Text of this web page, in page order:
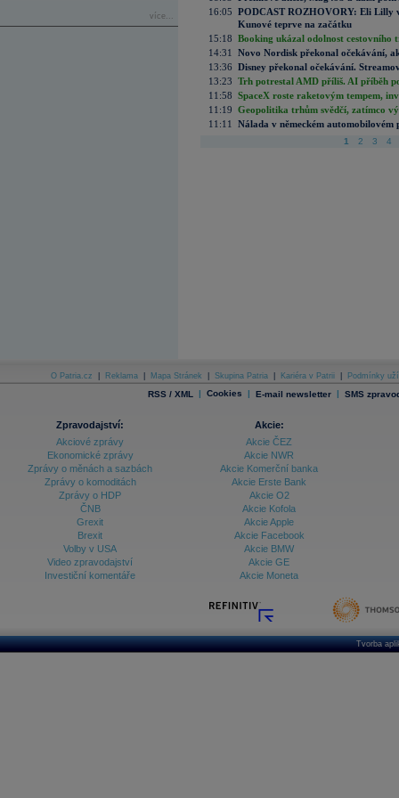
více...
16:05 PODCAST ROZHOVORY: Eli Lilly
Kunové teprve na začátku
15:18 Booking ukázal odolnost cestovního
14:31
Novo Nordisk překonal očekávání,
13:36 Disney překonal očekávání.
13:23 Trh potrestal AMD příliš. AI příběh
11:58 SpaceX roste raketovým tempem,
11:19 Geopolitika trhům svědčí, zatímco
11:11
Nálada v německém automobilovém
1 2 3 4
O Patria.cz Reklama Mapa Stránek Skupina Patria Kariéra v Patrii Podmínky
RSS / XML | Cookies | E-mail newsletter | SMS
Zpravodajství:
Akciové zprávy
Ekonomické zprávy
Zprávy o měnách a sazbách
Zprávy o komoditách
Zprávy o HDP
ČNB
Grexit
Brexit
Volby v USA
Video zpravodajství
Investiční komentáře
Akcie:
Akcie ČEZ
Akcie NWR
Akcie Komerční banka
Akcie Erste Bank
Akcie O2
Akcie Kofola
Akcie Apple
Akcie Facebook
Akcie BMW
Akcie GE
Akcie Moneta
Tvorba